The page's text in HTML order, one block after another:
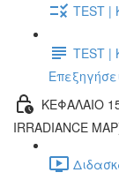
TEST |
TEST |
ΚΕΦΑΛΑΙΟ
IRRADIANCE